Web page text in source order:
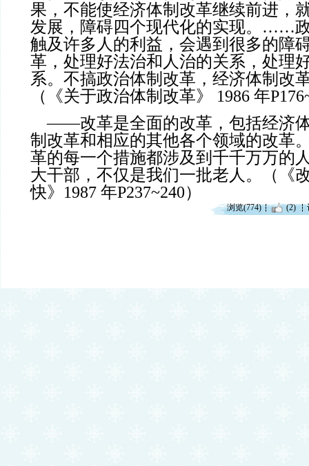
果，不能使经济体制改革继续前进，
发展，障碍四个现代化的实现。……
触及许多人的利益，会遇到很多的
革，处理好法治和人治的关系，处理
系。不搞政治体制改革，经济体制改
（《关于政治体制改革》 1986 年
——改革是全面的改革，包括经济
制改革和相应的其他各个领域的改
革的每一个措施都涉及到千千万万的
大干部，不仅是我们一批老人。（《
快》1987 年P237~240）
浏览(774) (2)